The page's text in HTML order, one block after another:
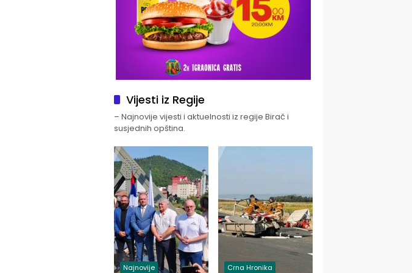
Vijesti iz Regije
– Najnovije vijesti i aktuelnosti iz regije Birač i
susjednih opština.
Najnovije Crna Hronika